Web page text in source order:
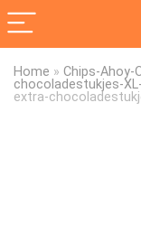
Home » Chips-Ahoy-
chocoladestukjes-
extra-